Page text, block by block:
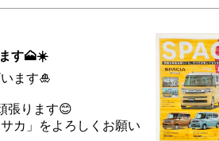
す🗻☀️
ます🎍
張ります😊
カ」をよろしくお願い